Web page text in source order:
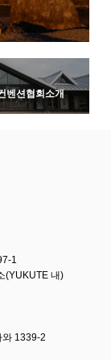
벤션협회소개
1
(YUKUTE 내)
1339-2